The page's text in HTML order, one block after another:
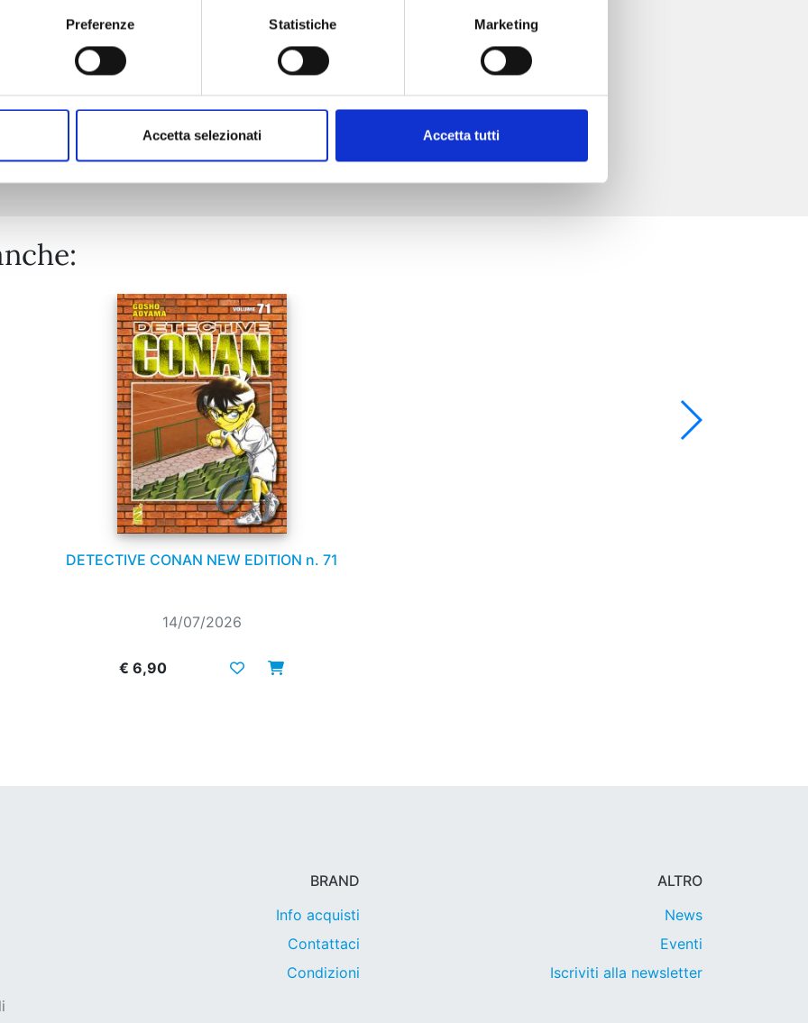
Preferenze Statistiche Marketing
Accetta selezionati Accetta tutti
€ 5,90
Mostra tutto
DETECTIVE CONAN NEW EDITION n. 71
14/07/2026
€ 6,90
BRAND
Info acquisti
Contattaci
Condizioni
ALTRO
News
Eventi
Iscriviti alla newsletter